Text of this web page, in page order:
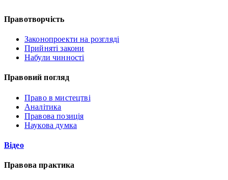
Правотворчість
Законопроекти на розгляді
Прийняті закони
Набули чинності
Правовий погляд
Право в мистецтві
Аналітика
Правова позиція
Наукова думка
Відео
Правова практика